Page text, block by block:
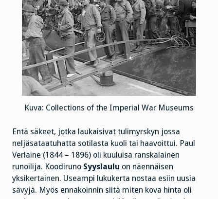
Kuva: Collections of the Imperial War Museums
Entä säkeet, jotka laukaisivat tulimyrskyn jossa
neljäsataatuhatta sotilasta kuoli tai haavoittui. Paul
Verlaine (1844 – 1896) oli kuuluisa ranskalainen
runoilija. Koodiruno Syyslaulu on näennäisen
yksikertainen. Useampi lukukerta nostaa esiin uusia
sävyjä. Myös ennakoinnin siitä miten kova hinta oli